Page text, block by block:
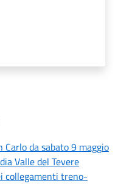
da sabato 9 maggio
Valle del Tevere
collegamenti treno-